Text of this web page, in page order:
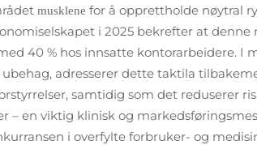
musklene for å opprettholde nøytral
i 2025 bekrefter at
40 % hos innsatte kontorarbeidere. I
adresserer dette taktila
samtidig som det reduserer
– en viktig klinisk og
i overfylte forbruker- og